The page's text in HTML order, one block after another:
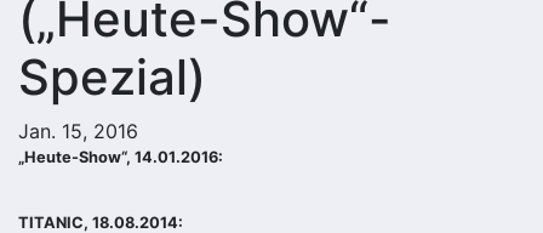
(„Heute-Show“-
Spezial)
Jan. 15, 2016
„Heute-Show“, 14.01.2016:
TITANIC, 18.08.2014: